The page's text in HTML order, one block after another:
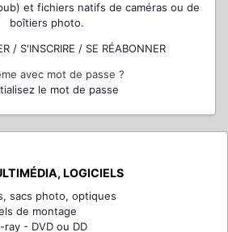
et fichiers natifs de caméras ou de
boîtiers photo.
/ S'INSCRIRE / SE RÉABONNER
avec mot de passe ?
le mot de passe
LOGICIELS
sacs photo, optiques
de montage
ray - DVD ou DD